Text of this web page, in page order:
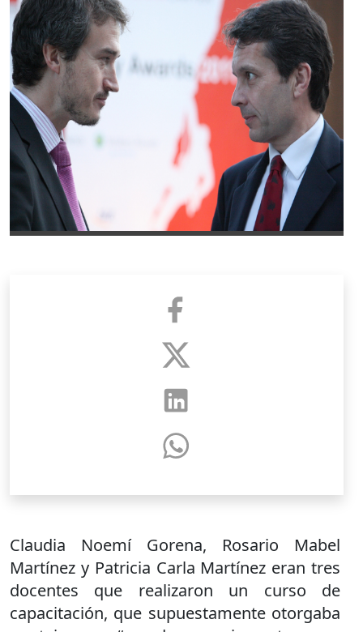
Claudia Noemí Gorena, Rosario Mabel
Martínez y Patricia Carla Martínez eran tres
docentes que realizaron un curso de
capacitación, que supuestamente otorgaba